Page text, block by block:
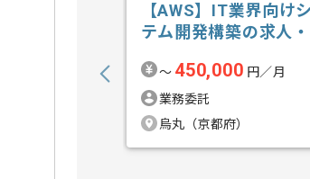
【AWS】IT業界向け
テム開発構築の求人
〜 450,000 円／月
業務委託
烏丸（京都府）